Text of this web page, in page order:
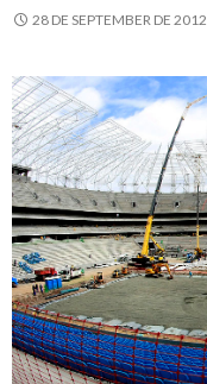
28 DE SEPTEMBER DE 2012